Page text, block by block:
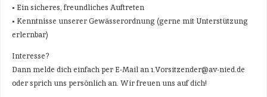
• Ein sicheres, freundliches Auftreten
• Kenntnisse unserer Gewässerordnung (gerne mit Unterstützung
erlernbar)
Interesse?
Dann melde dich einfach per E-Mail an 1.Vorsitzender@av-nied.de
oder sprich uns persönlich an. Wir freuen uns auf dich!